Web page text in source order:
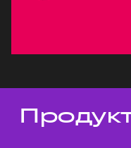
Темы докладов